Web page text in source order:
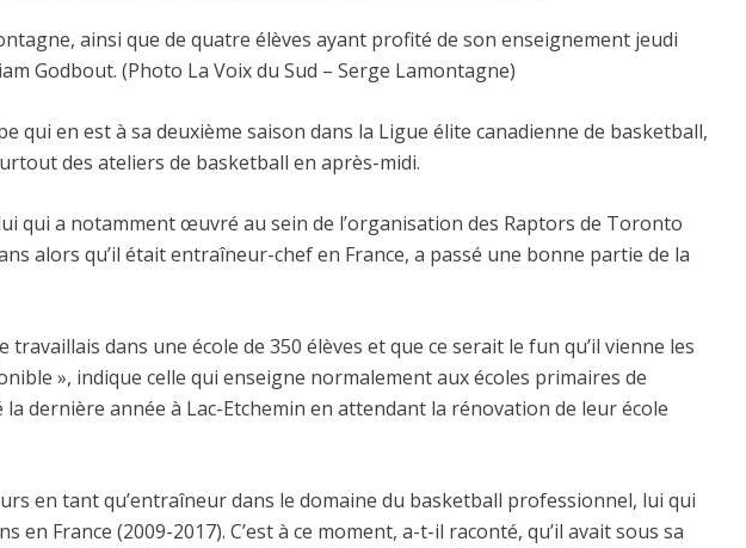
ainsi que de quatre élèves ayant profité de son enseignement jeudi
Godbout. (Photo La Voix du Sud – Serge Lamontagne)
en est à sa deuxième saison dans la Ligue élite canadienne de basketball,
des ateliers de basketball en après-midi.
qui a notamment œuvré au sein de l’organisation des Raptors de Toronto
alors qu’il était entraîneur-chef en France, a passé une bonne partie de la
dans une école de 350 élèves et que ce serait le fun qu’il vienne les
», indique celle qui enseigne normalement aux écoles primaires de
dernière année à Lac-Etchemin en attendant la rénovation de leur école
en tant qu’entraîneur dans le domaine du basketball professionnel, lui qui
France (2009-2017). C’est à ce moment, a-t-il raconté, qu’il avait sous sa